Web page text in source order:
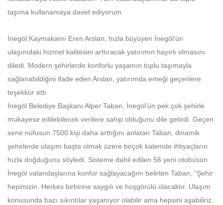
taşıma kullanamaya davet ediyorum.
İnegöl Kaymakamı Eren Arslan, hızla büyüyen İnegöl’ün
ulaşımdaki hizmet kalitesini arttıracak yatırımın hayırlı olmasını
diledi. Modern şehirlerde konforlu yaşamın toplu taşımayla
sağlanabildiğini ifade eden Arslan, yatırımda emeği geçenlere
teşekkür etti.
İnegöl Belediye Başkanı Alper Taban, İnegöl’ün pek çok şehirle
mukayese edilebilecek verilere sahip olduğunu dile getirdi. Geçen
sene nüfusun 7500 kişi daha arttığını anlatan Taban, dinamik
şehirlerde ulaşım başta olmak üzere birçok kalemde ihtiyaçların
hızla doğduğunu söyledi. Sisteme dahil edilen 56 yeni otobüsün
İnegöl vatandaşlarına konfor sağlayacağını belirten Taban, “Şehir
hepimizin. Herkes birbirine saygılı ve hoşgörülü olacaktır. Ulaşım
konusunda bazı sıkıntılar yaşanıyor olabilir ama hepsini aşabiliriz.